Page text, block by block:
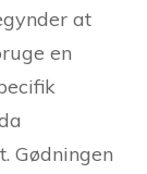
at
en
Gødningen